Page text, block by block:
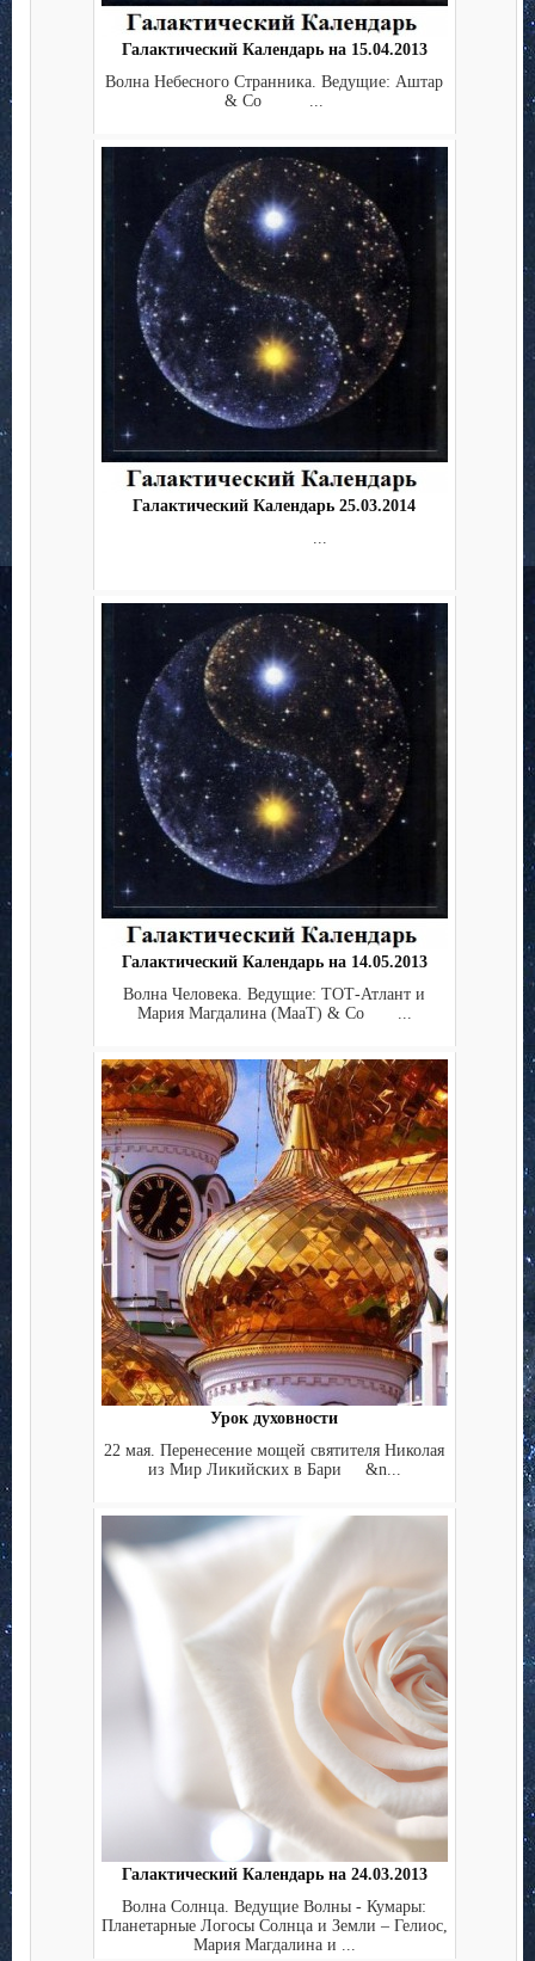
Галактический Календарь на 15.04.2013
Волна Небесного Странника. Ведущие: Аштар
& Co ...
Галактический Календарь 25.03.2014
Галактический Календарь на 14.05.2013
Волна Человека. Ведущие: ТОТ-Атлант и
Мария Магдалина (МааТ) & Co ...
Урок духовности
22 мая. Перенесение мощей святителя Николая
из Мир Ликийских в Бари &n...
Галактический Календарь на 24.03.2013
Волна Солнца. Ведущие Волны - Кумары:
Планетарные Логосы Солнца и Земли – Гелиос,
Мария Магдалина и ...